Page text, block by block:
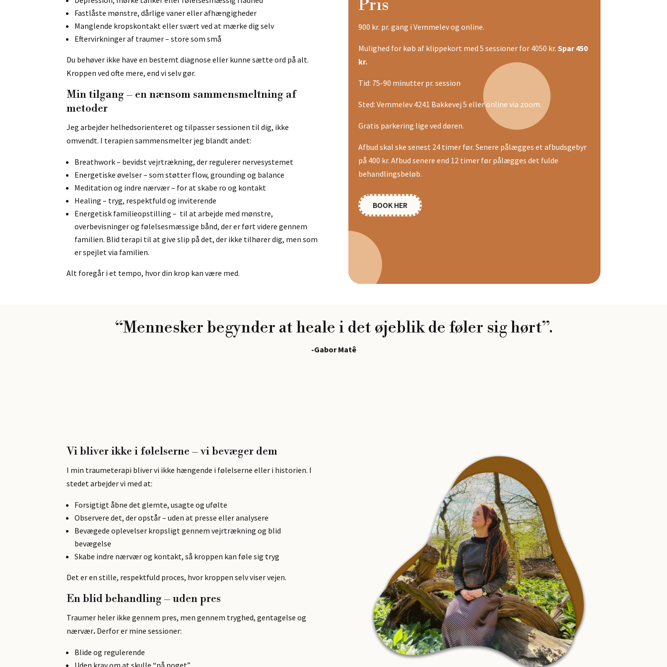
Fastlåste mønstre, dårlige vaner eller afhængigheder
Manglende kropskontakt eller svært ved at mærke dig selv
Eftervirkninger af traumer – store som små
Du behøver ikke have en bestemt diagnose eller kunne sætte ord på alt.
Kroppen ved ofte mere, end vi selv gør.
Min tilgang – en nænsom sammensmeltning af
metoder
Jeg arbejder helhedsorienteret og tilpasser sessionen til dig, ikke
omvendt. I terapien sammensmelter jeg blandt andet:
Breathwork – bevidst vejrtrækning, der regulerer nervesystemet
Energetiske øvelser – som støtter flow, grounding og balance
Meditation og indre nærvær – for at skabe ro og kontakt
Healing – tryg, respektfuld og inviterende
Energetisk familieopstilling – til at arbejde med mønstre,
overbevisninger og følelsesmæssige bånd, der er ført videre gennem
familien. Blid terapi til at give slip på det, der ikke tilhører dig, men som
er spejlet via familien.
Alt foregår i et tempo, hvor din krop kan være med.
Pris
900 kr. pr. gang i Vemmelev og online.
Mulighed for køb af klippekort med 5 sessioner for 4050 kr. Spar 450
kr.
Tid: 75-90 minutter pr. session
Sted: Vemmelev 4241 Bakkevej 5 eller online via zoom.
Gratis parkering lige ved døren.
Afbud skal ske senest 24 timer før. Senere pålægges et afbudsgebyr
på 400 kr. Afbud senere end 12 timer før pålægges det fulde
behandlingsbeløb.
BOOK HER
“Mennesker begynder at heale i det øjeblik de føler sig hørt”.
-Gabor Matê
Vi bliver ikke i følelserne – vi bevæger dem
I min traumeterapi bliver vi ikke hængende i følelserne eller i historien. I
stedet arbejder vi med at:
Forsigtigt åbne det glemte, usagte og ufølte
Observere det, der opstår – uden at presse eller analysere
Bevægede oplevelser kropsligt gennem vejrtrækning og blid
bevægelse
Skabe indre nærvær og kontakt, så kroppen kan føle sig tryg
Det er en stille, respektfuld proces, hvor kroppen selv viser vejen.
En blid behandling – uden pres
Traumer heler ikke gennem pres, men gennem tryghed, gentagelse og
nærvær. Derfor er mine sessioner:
Blide og regulerende
Uden krav om at skulle “nå noget”